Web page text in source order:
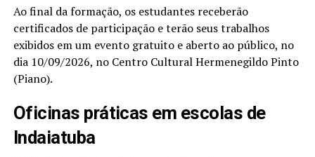
Ao final da formação, os estudantes receberão
certificados de participação e terão seus trabalhos
exibidos em um evento gratuito e aberto ao público, no
dia 10/09/2026, no Centro Cultural Hermenegildo Pinto
(Piano).
Oficinas práticas em escolas de
Indaiatuba